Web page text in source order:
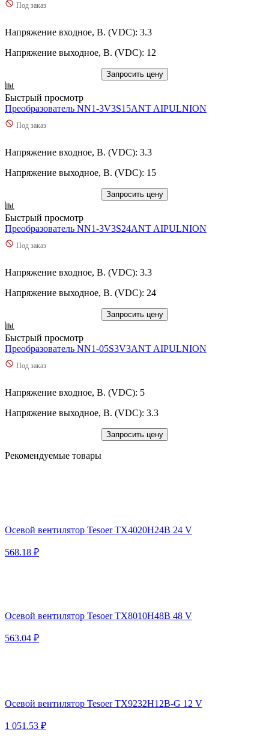
Под заказ
Напряжение входное, В. (VDC): 3.3
Напряжение выходное, В. (VDC): 12
Запросить цену
Быстрый просмотр
Преобразователь NN1-3V3S15ANT AIPULNION
Под заказ
Напряжение входное, В. (VDC): 3.3
Напряжение выходное, В. (VDC): 15
Запросить цену
Быстрый просмотр
Преобразователь NN1-3V3S24ANT AIPULNION
Под заказ
Напряжение входное, В. (VDC): 3.3
Напряжение выходное, В. (VDC): 24
Запросить цену
Быстрый просмотр
Преобразователь NN1-05S3V3ANT AIPULNION
Под заказ
Напряжение входное, В. (VDC): 5
Напряжение выходное, В. (VDC): 3.3
Запросить цену
Рекомендуемые товары
Осевой вентилятор Tesoer TX4020H24B 24 V
568.18 ₽
Осевой вентилятор Tesoer TX8010H48B 48 V
563.04 ₽
Осевой вентилятор Tesoer TX9232H12B-G 12 V
1 051.53 ₽